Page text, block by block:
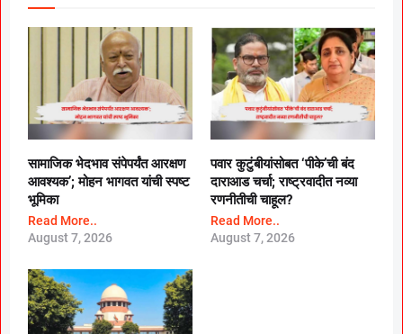
सामाजिक भेदभाव संपेपर्यंत आरक्षण
आवश्यक’; मोहन भागवत यांची स्पष्ट
भूमिका
Read More..
August 7, 2026
पवार कुटुंबीयांसोबत ‘पीके’ची बंद
दाराआड चर्चा; राष्ट्रवादीत नव्या
रणनीतीची चाहूल?
Read More..
August 7, 2026